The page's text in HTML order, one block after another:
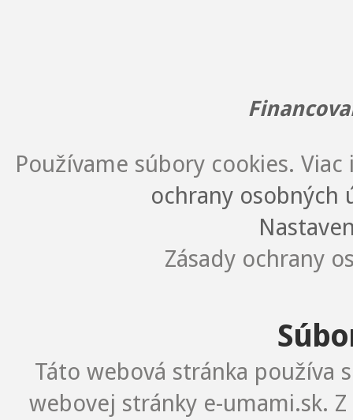
Používame súbory cookies.
ochrany osobných
Zásady ochrany
Táto webová stránka používa
webovej stránky e-umami.sk.